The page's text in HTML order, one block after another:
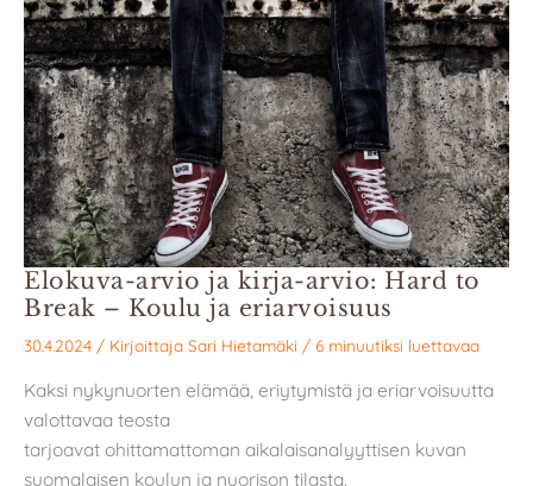
Elokuva-arvio ja kirja-arvio: Hard to
Break – Koulu ja eriarvoisuus
30.4.2024 / Kirjoittaja Sari Hietamäki / 6 minuutiksi luettavaa
Kaksi nykynuorten elämää, eriytymistä ja eriarvoisuutta
valottavaa teosta
tarjoavat ohittamattoman aikalaisanalyyttisen kuvan
suomalaisen koulun ja nuorison tilasta.